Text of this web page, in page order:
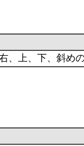
、上、下、斜め